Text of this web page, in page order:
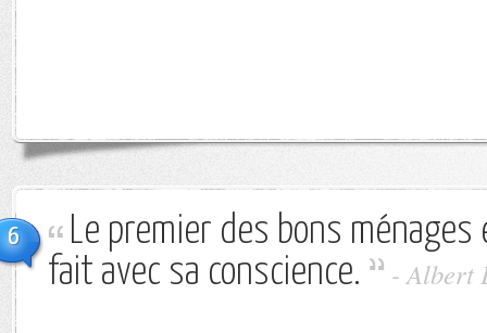
6
Le premier des bons ménages
fait avec sa conscience.
-Albert